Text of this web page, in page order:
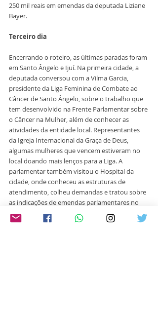
250 mil reais em emendas da deputada Liziane
Bayer.
Terceiro dia
Encerrando o roteiro, as últimas paradas foram
em Santo Ângelo e Ijuí. Na primeira cidade, a
deputada conversou com a Vilma Garcia,
presidente da Liga Feminina de Combate ao
Câncer de Santo Ângelo, sobre o trabalho que
tem desenvolvido na Frente Parlamentar sobre
o Câncer na Mulher, além de conhecer as
atividades da entidade local. Representantes
da Igreja Internacional da Graça de Deus,
algumas mulheres que vencem estiveram no
local doando mais lenços para a Liga. A
parlamentar também visitou o Hospital da
cidade, onde conheceu as estruturas de
atendimento, colheu demandas e tratou sobre
as indicações de emendas parlamentares no
valor total de 330 mil reais. Foi recepcionada
pela Isabel Câmera, provedora do Hospital, o